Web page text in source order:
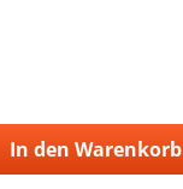
In den Warenkorb